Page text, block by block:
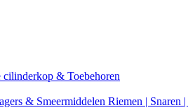
cilinderkop & Toebehoren
& Smeermiddelen Riemen | Snaren